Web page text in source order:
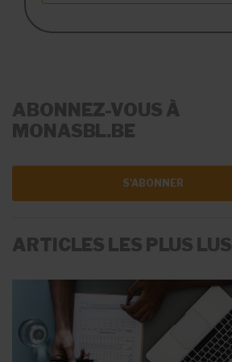
ABONNEZ-VOUS À
MONASBL.BE
S'ABONNER
ARTICLES LES PLUS LUS